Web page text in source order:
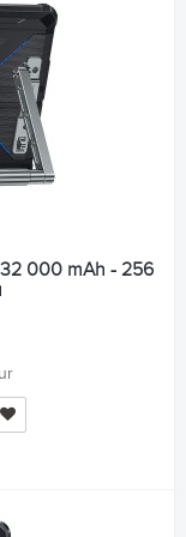
32 000 mAh - 256